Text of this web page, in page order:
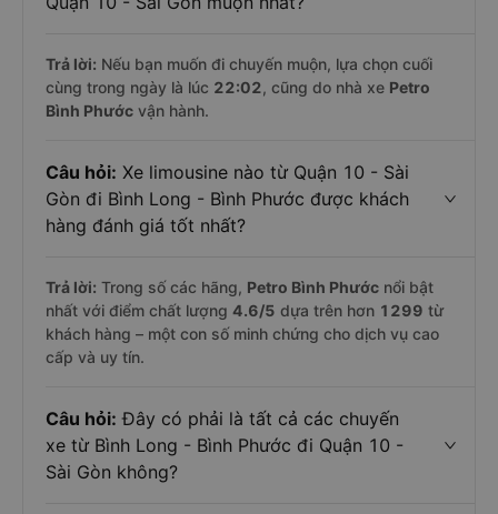
Trả lời: Nếu bạn muốn đi chuyến muộn, lựa chọn cuối
cùng trong ngày là lúc 22:02, cũng do nhà xe Petro
Bình Phước vận hành.
Câu hỏi: Xe limousine nào từ Quận 10 - Sài
Gòn đi Bình Long - Bình Phước được khách
hàng đánh giá tốt nhất?
Trả lời: Trong số các hãng, Petro Bình Phước nổi bật
nhất với điểm chất lượng 4.6/5 dựa trên hơn 1299 từ
khách hàng – một con số minh chứng cho dịch vụ cao
cấp và uy tín.
Câu hỏi: Đây có phải là tất cả các chuyến
xe từ Bình Long - Bình Phước đi Quận 10 -
Sài Gòn không?